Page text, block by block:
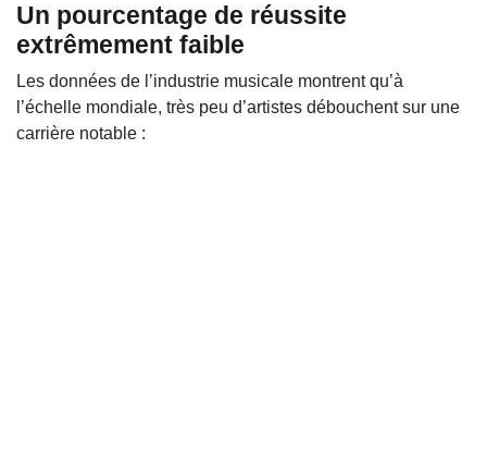
Un pourcentage de réussite
extrêmement faible
Les données de l’industrie musicale montrent qu’à
l’échelle mondiale, très peu d’artistes débouchent sur une
carrière notable :